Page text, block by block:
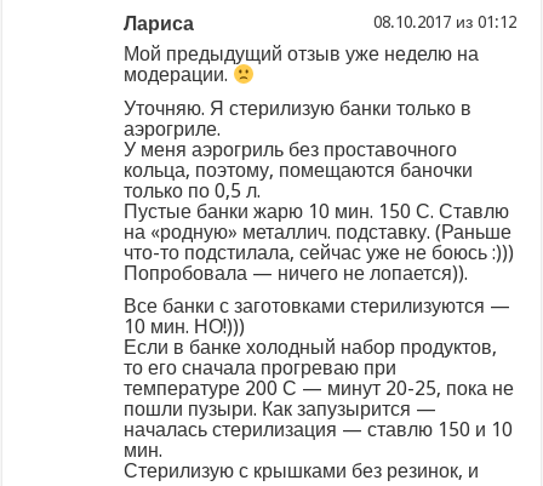
Лариса из
Мой предыдущий отзыв уже неделю на
модерации.
Уточняю. Я стерилизую банки только в
аэрогриле.
У меня аэрогриль без проставочного
кольца, поэтому, помещаются баночки
только по 0,5 л.
Пустые банки жарю 10 мин. 150 С. Ставлю
на «родную» металлич. подставку. (Раньше
что-то подстилала, сейчас уже не боюсь :)))
Попробовала — ничего не лопается)).
Все банки с заготовками стерилизуются —
10 мин. НО!)))
Если в банке холодный набор продуктов,
то его сначала прогреваю при
температуре 200 С — минут 20-25, пока не
пошли пузыри. Как запузырится —
началась стерилизация — ставлю 150 и 10
мин.
Стерилизую с крышками без резинок, и